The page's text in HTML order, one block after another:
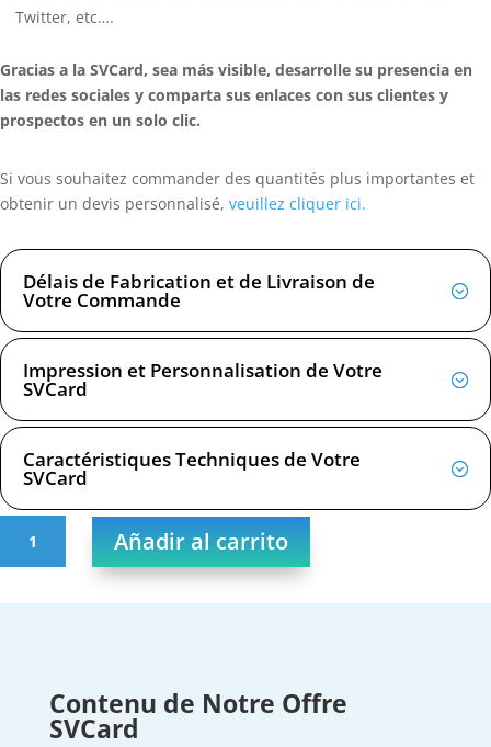
Twitter, etc….
Gracias a la SVCard, sea más visible, desarrolle su presencia en
las redes sociales y comparta sus enlaces con sus clientes y
prospectos en un solo clic.
Si vous souhaitez commander des quantités plus importantes et
obtenir un devis personnalisé, veuillez cliquer ici.
Délais de Fabrication et de Livraison de
Votre Commande
Impression et Personnalisation de Votre
SVCard
Caractéristiques Techniques de Votre
SVCard
Añadir al carrito
Contenu de Notre Offre
SVCard